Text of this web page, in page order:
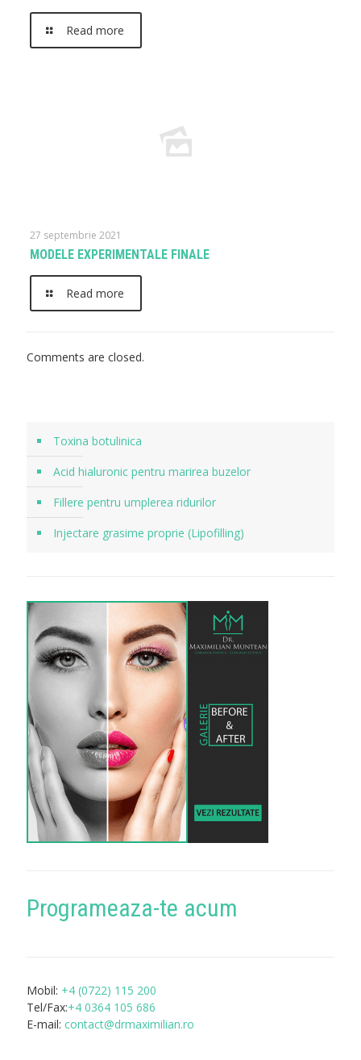
Read more
27 septembrie 2021
MODELE EXPERIMENTALE FINALE
Read more
Comments are closed.
Toxina botulinica
Acid hialuronic pentru marirea buzelor
Fillere pentru umplerea ridurilor
Injectare grasime proprie (Lipofilling)
Programeaza-te acum
Mobil: +4 (0722) 115 200
Tel/Fax:+4 0364 105 686
E-mail: contact@drmaximilian.ro